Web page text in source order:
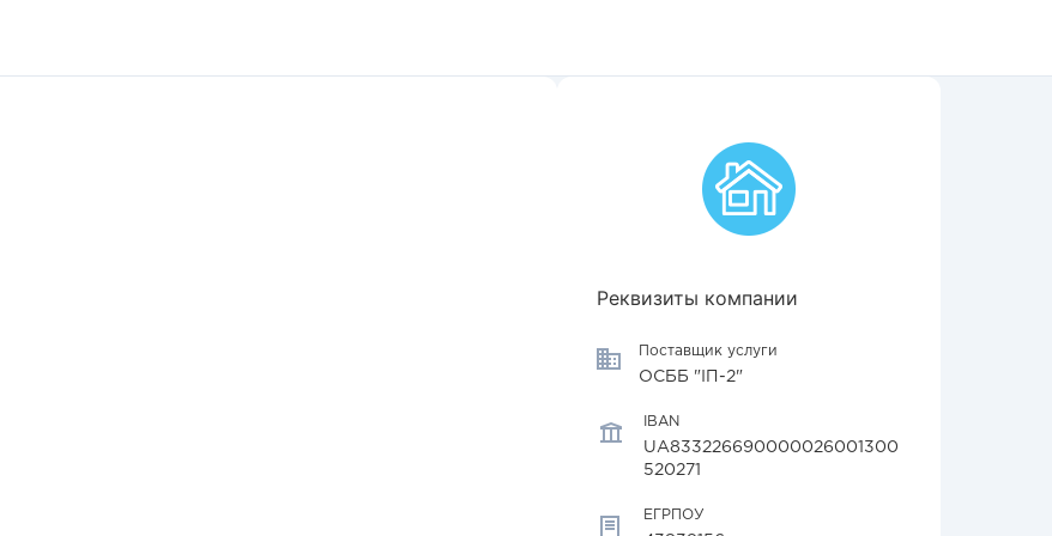
Реквизиты компании
Поставщик услуги
ОСББ "ІП-2"
IBAN
UA833226690000026001300
520271
ЕГРПОУ